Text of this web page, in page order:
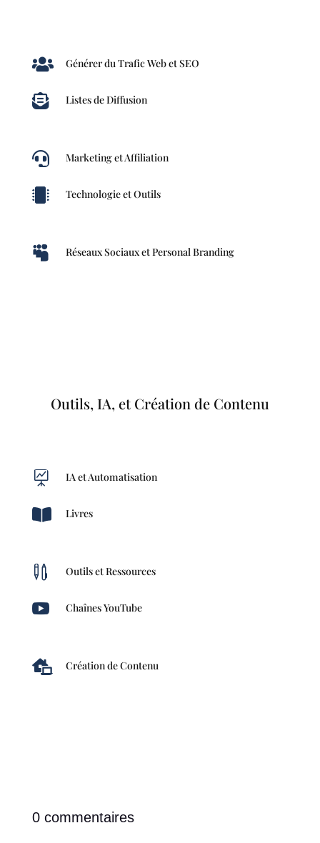
 Générer du Trafic Web et SEO
 Listes de Diffusion
 Marketing et Affiliation
 Technologie et Outils
 Réseaux Sociaux et Personal Branding
Outils, IA, et Création de Contenu
 IA et Automatisation
 Livres
 Outils et Ressources
 Chaînes YouTube
 Création de Contenu
0 commentaires